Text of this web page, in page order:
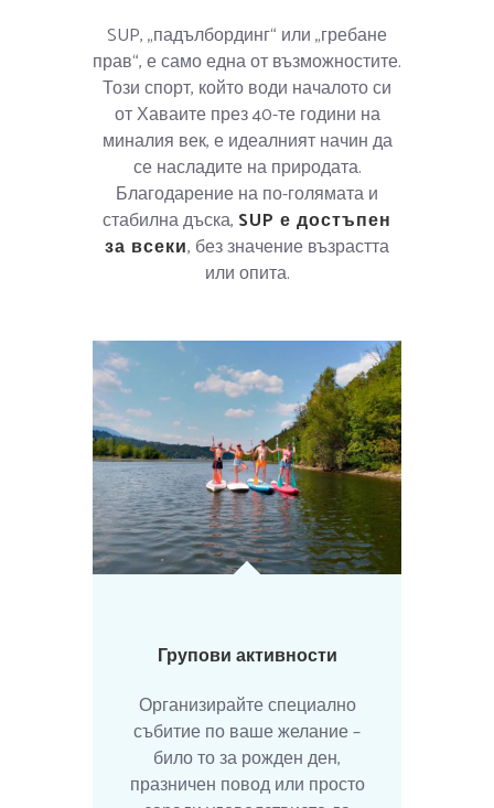
SUP, „падълбординг“ или „гребане
прав“, е само една от възможностите.
Този спорт, който води началото си
от Хаваите през 40-те години на
миналия век, е идеалният начин да
се насладите на природата.
Благодарение на по-голямата и
стабилна дъска, SUP е достъпен
за всеки, без значение възрастта
или опита.
Групови активности
Организирайте специално
събитие по ваше желание –
било то за рожден ден,
празничен повод или просто